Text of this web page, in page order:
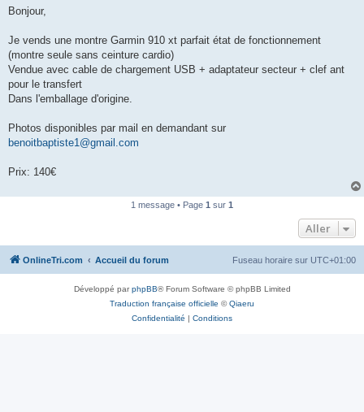
s
g
n
o
l
u
Bonjour,
Je vends une montre Garmin 910 xt parfait état de fonctionnement
(montre seule sans ceinture cardio)
Vendue avec cable de chargement USB + adaptateur secteur + clef ant
pour le transfert
Dans l'emballage d'origine.
Photos disponibles par mail en demandant sur
benoitbaptiste1@gmail.com
Prix: 140€
1 message • Page 1 sur 1
Aller
OnlineTri.com Accueil du forum Fuseau horaire sur UTC+01:00
Développé parphpBB® Forum Software © phpBB Limited
Traduction française officielle ©Qiaeru
Confidentialité | Conditions